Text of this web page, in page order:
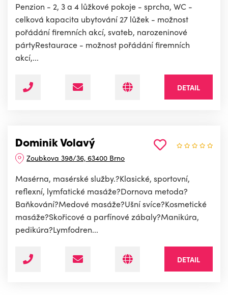
Penzion - 2, 3 a 4 lůžkové pokoje - sprcha, WC -
celková kapacita ubytování 27 lůžek - možnost
pořádání firemních akcí, svateb, narozeninové
pártyRestaurace - možnost pořádání firemních
akcí,...
DETAIL
Dominik Volavý
Zoubkova 398/36, 63400 Brno
Masérna, masérské služby.?Klasické, sportovní,
reflexní, lymfatické masáže?Dornova metoda?
Baňkování?Medové masáže?Ušní svíce?Kosmetické
masáže?Skořicové a parfínové zábaly?Manikúra,
pedikúra?Lymfodren...
DETAIL